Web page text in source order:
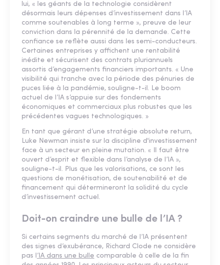
lui, « les géants de la technologie considèrent
désormais leurs dépenses d’investissement dans l’IA
comme soutenables à long terme », preuve de leur
conviction dans la pérennité de la demande. Cette
confiance se reflète aussi dans les semi-conducteurs.
Certaines entreprises y affichent une rentabilité
inédite et sécurisent des contrats pluriannuels
assortis d’engagements financiers importants. « Une
visibilité qui tranche avec la période des pénuries de
puces liée à la pandémie, souligne-t-il. Le boom
actuel de l’IA s’appuie sur des fondements
économiques et commerciaux plus robustes que les
précédentes vagues technologiques. »
En tant que gérant d’une stratégie absolute return,
Luke Newman insiste sur la discipline d'investissement
face à un secteur en pleine mutation. « Il faut être
ouvert d’esprit et flexible dans l’analyse de l’IA »,
souligne-t-il. Plus que les valorisations, ce sont les
questions de monétisation, de soutenabilité et de
financement qui détermineront la solidité du cycle
d’investissement actuel.
Doit-on craindre une bulle de l’IA ?
Si certains segments du marché de l’IA présentent
des signes d’exubérance, Richard Clode ne considère
pas l’IA dans une bulle comparable à celle de la fin